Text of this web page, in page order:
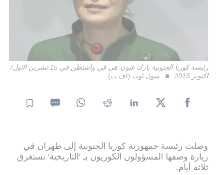
رئيسة كوريا الجنوبية بارك غيون-هي في واشنطن في 15 تشرين الاول/
اكتوبر 2015
سول لوب (اف ب)
وصلت رئیسة جمهوریة كوریا الجنوبیة إلى طهران في
زیارة وصفها المسؤولون الكوریون بـ 'التاریخیة' تستغرق
ثلاثة أیام.